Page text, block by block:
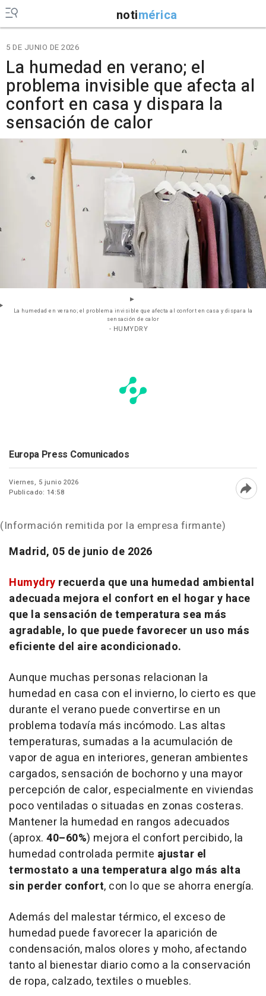
notimérica
5 DE JUNIO DE 2026
La humedad en verano; el
problema invisible que afecta al
confort en casa y dispara la
sensación de calor
La humedad en verano; el problema invisible que afecta al confort en casa y dispara la
sensación de calor
- HUMYDRY
Europa Press Comunicados
Viernes, 5 junio 2026
Publicado: 14:58
(Información remitida por la empresa firmante)
Madrid, 05 de junio de 2026
Humydry recuerda que una humedad ambiental
adecuada mejora el confort en el hogar y hace
que la sensación de temperatura sea más
agradable, lo que puede favorecer un uso más
eficiente del aire acondicionado.
Aunque muchas personas relacionan la
humedad en casa con el invierno, lo cierto es que
durante el verano puede convertirse en un
problema todavía más incómodo. Las altas
temperaturas, sumadas a la acumulación de
vapor de agua en interiores, generan ambientes
cargados, sensación de bochorno y una mayor
percepción de calor, especialmente en viviendas
poco ventiladas o situadas en zonas costeras.
Mantener la humedad en rangos adecuados
(aprox. 40–60%) mejora el confort percibido, la
humedad controlada permite ajustar el
termostato a una temperatura algo más alta
sin perder confort, con lo que se ahorra energía.
Además del malestar térmico, el exceso de
humedad puede favorecer la aparición de
condensación, malos olores y moho, afectando
tanto al bienestar diario como a la conservación
de ropa, calzado, textiles o muebles.